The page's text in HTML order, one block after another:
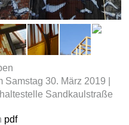
30. März 2019 |
Sandkaulstraße
pdf